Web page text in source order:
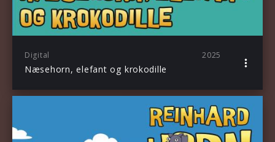
Digital 2025
Næsehorn, elefant og krokodille